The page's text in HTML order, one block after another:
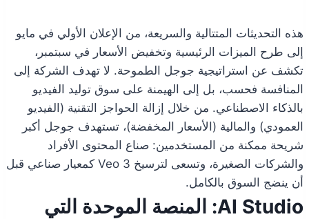
هذه التحديثات المتتالية والسريعة، من الإعلان الأولي في مايو
إلى طرح الميزات الرئيسية وتخفيض الأسعار في سبتمبر،
تكشف عن استراتيجية جوجل الطموحة. لا تهدف الشركة إلى
المنافسة فحسب، بل إلى الهيمنة على سوق توليد الفيديو
بالذكاء الاصطناعي. من خلال إزالة الحواجز التقنية (الفيديو
العمودي) والمالية (الأسعار المخفضة)، تستهدف جوجل أكبر
شريحة ممكنة من المستخدمين: صناع المحتوى الأفراد
والشركات الصغيرة، وتسعى لترسيخ Veo 3 كمعيار صناعي قبل
أن ينضج السوق بالكامل.
AI Studio: المنصة الموحدة التي